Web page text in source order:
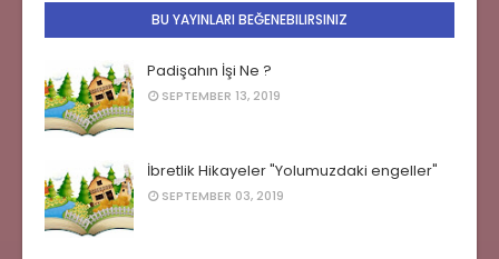
BU YAYINLARI BEĞENEBILIRSINIZ
Padişahın İşi Ne ?
SEPTEMBER 13, 2019
İbretlik Hikayeler "Yolumuzdaki engeller"
SEPTEMBER 03, 2019